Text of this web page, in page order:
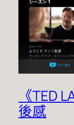
《TED
後感